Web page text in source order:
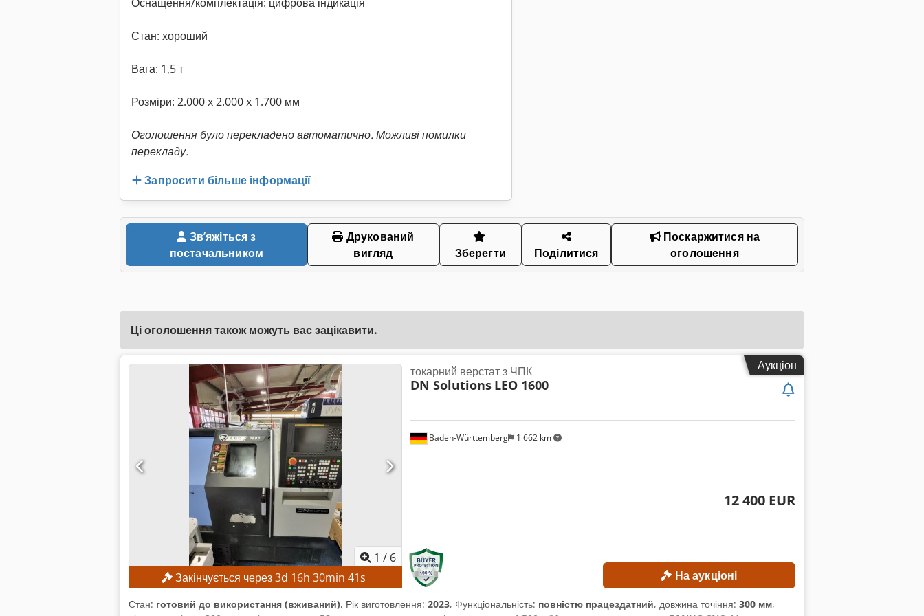
Стан: хороший
Вага: 1,5 т
Розміри: 2.000 x 2.000 x 1.700 мм
Оголошення було перекладено автоматично. Можливі помилки
перекладу.
Запросити більше інформації
постачальником
Друкований
вигляд
Зберегти Поділитися
Поскаржитися на
оголошення
Ці оголошення також можуть вас зацікавити.
Аукціон
1 / 6
Закінчується через3d 16h30min40s
Baden-Württemberg 1 662 km
токарний верстат з ЧПК
DN Solutions LEO 1600
12 400 EUR
На аукціоні
Стан: готовий до використання (вживаний), Рік виготовлення: 2023, Функціональність: повністю працездатний, довжина точіння: 300 мм,